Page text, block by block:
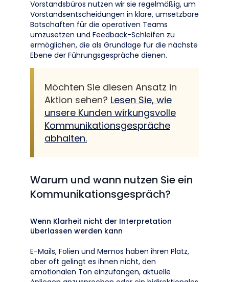
Vorstandsbüros nutzen wir sie regelmäßig, um
Vorstandsentscheidungen in klare, umsetzbare
Botschaften für die operativen Teams
umzusetzen und Feedback-Schleifen zu
ermöglichen, die als Grundlage für die nächste
Ebene der Führungsgespräche dienen.
Möchten Sie diesen Ansatz in
Aktion sehen? Lesen Sie, wie
unsere Kunden wirkungsvolle
Kommunikationsgespräche
abhalten.
Warum und wann nutzen Sie ein
Kommunikationsgespräch?
Wenn Klarheit nicht der Interpretation
überlassen werden kann
E-Mails, Folien und Memos haben ihren Platz,
aber oft gelingt es ihnen nicht, den
emotionalen Ton einzufangen, aktuelle